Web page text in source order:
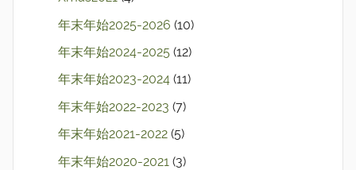
年末年始2025-2026 (10)
年末年始2024-2025 (12)
年末年始2023-2024 (11)
年末年始2022-2023 (7)
年末年始2021-2022 (5)
年末年始2020-2021 (3)